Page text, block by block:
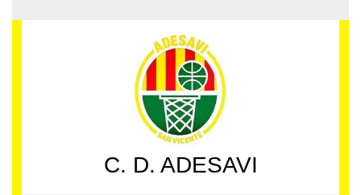
al
C. D. ADESAVI